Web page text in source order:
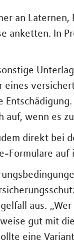
an
anketten. In
eines
auf, wenn es
direkt bei
Formulare auf
aus.
gut mit
eine